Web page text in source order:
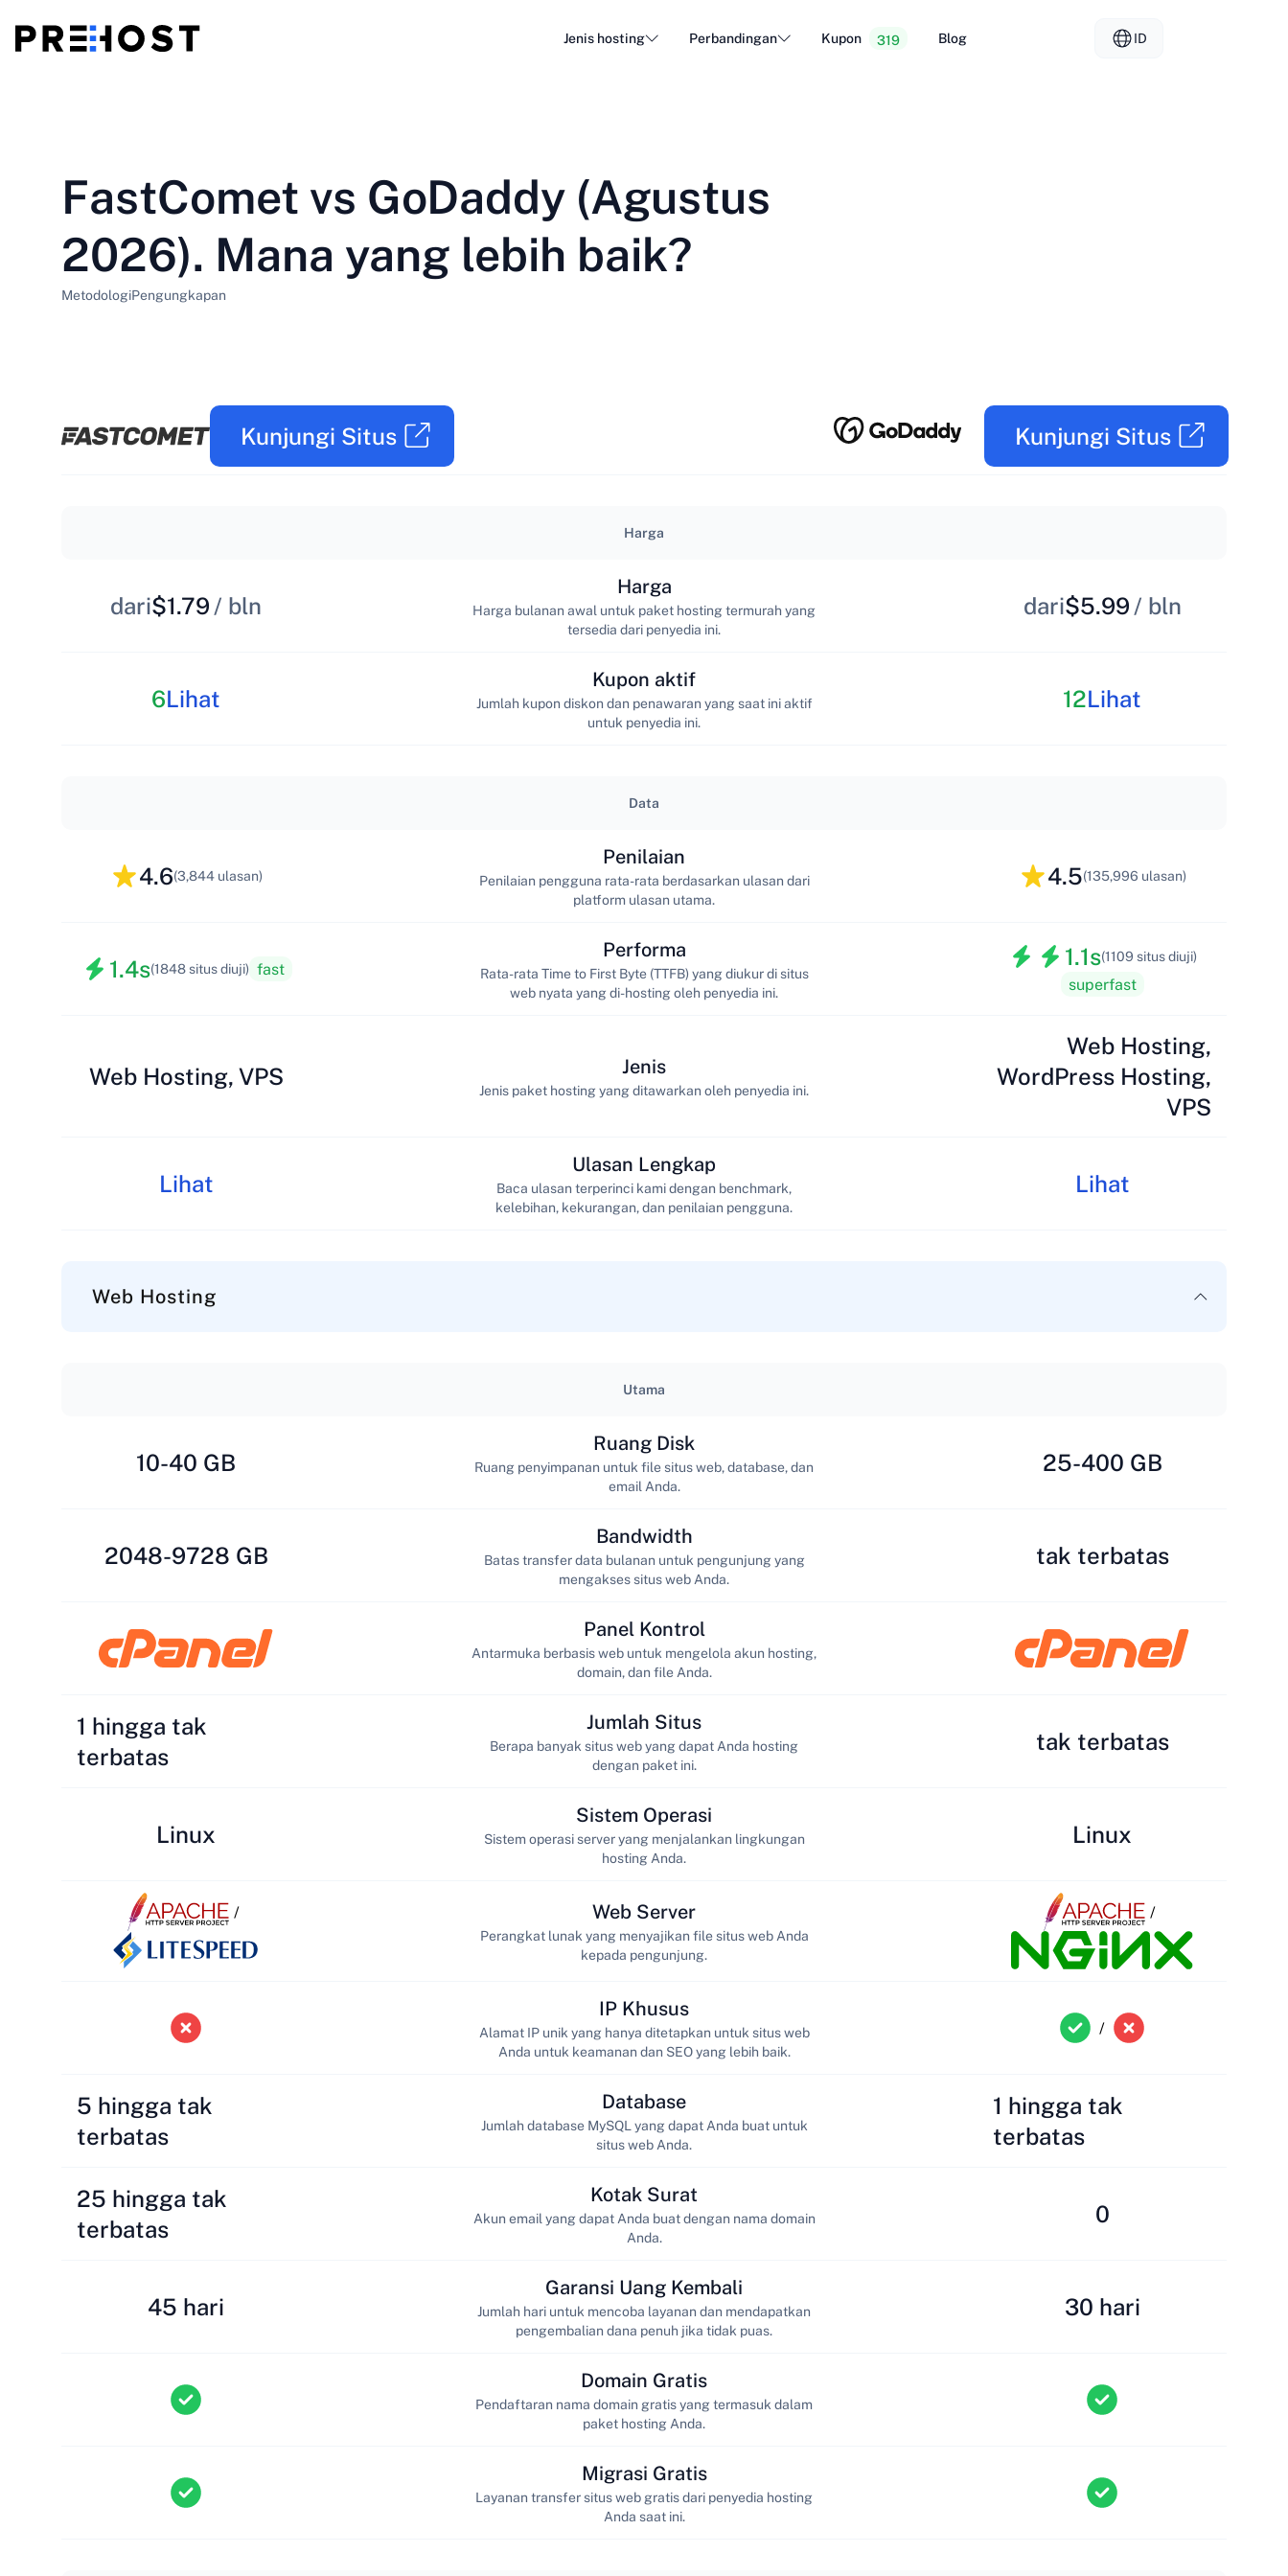
Jenis hosting
Hosting Email
Perbandingan Kupon 319 Blog ID
EN - English ES - Español ET - Eesti
IT - Italiano
LT - Lietuvių LV - Latviešu NL - Nederlands
FastComet vs GoDaddy (Agustus
2026). Mana yang lebih baik?
MetodologiPengungkapan
Kunjungi Situs Kunjungi Situs
Harga
dari$1.79 / bln
Harga
Harga bulanan awal untuk paket hosting termurah yang
tersedia dari penyedia ini.
dari$5.99 / bln
6Lihat
Kupon aktif
Jumlah kupon diskon dan penawaran yang saat ini aktif
untuk penyedia ini.
12Lihat
Data
4.6(3,844 ulasan)
Penilaian
Penilaian pengguna rata-rata berdasarkan ulasan dari
platform ulasan utama.
4.5(135,996 ulasan)
1.4s(1848 situs diuji) fast
Performa
Rata-rata Time to First Byte (TTFB) yang diukur di situs
web nyata yang di-hosting oleh penyedia ini.
1.1s(1109 situs diuji)
superfast
Web Hosting, VPS Jenis
Jenis paket hosting yang ditawarkan oleh penyedia ini.
Web Hosting,
WordPress Hosting,
VPS
Lihat
Ulasan Lengkap
Baca ulasan terperinci kami dengan benchmark,
kelebihan, kekurangan, dan penilaian pengguna.
Lihat
Web Hosting
Utama
10-40 GB
Ruang Disk
Ruang penyimpanan untuk file situs web, database, dan
email Anda.
25-400 GB
2048-9728 GB
Bandwidth
Batas transfer data bulanan untuk pengunjung yang
mengakses situs web Anda.
tak terbatas
Panel Kontrol
Antarmuka berbasis web untuk mengelola akun hosting,
domain, dan file Anda.
1 hingga tak
terbatas
Jumlah Situs
Berapa banyak situs web yang dapat Anda hosting
dengan paket ini.
tak terbatas
Linux
Sistem Operasi
Sistem operasi server yang menjalankan lingkungan
hosting Anda.
Linux
/ Web Server
Perangkat lunak yang menyajikan file situs web Anda
kepada pengunjung.
/
IP Khusus
Alamat IP unik yang hanya ditetapkan untuk situs web
Anda untuk keamanan dan SEO yang lebih baik.
/
5 hingga tak
terbatas
Database
Jumlah database MySQL yang dapat Anda buat untuk
situs web Anda.
1 hingga tak
terbatas
25 hingga tak
terbatas
Kotak Surat
Akun email yang dapat Anda buat dengan nama domain
Anda.
0
45 hari
Garansi Uang Kembali
Jumlah hari untuk mencoba layanan dan mendapatkan
pengembalian dana penuh jika tidak puas.
30 hari
Domain Gratis
Pendaftaran nama domain gratis yang termasuk dalam
paket hosting Anda.
Migrasi Gratis
Layanan transfer situs web gratis dari penyedia hosting
Anda saat ini.